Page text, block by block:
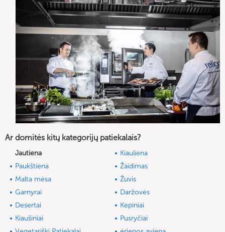
Ar domitės kitų kategorijų patiekalais?
Jautiena
Kiauliena
Paukštiena
Žaidimas
Malta mėsa
Žuvis
Garnyrai
Daržovės
Desertai
Kepiniai
Kiaušiniai
Pusryčiai